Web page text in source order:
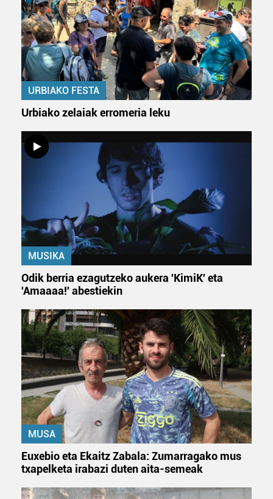
URBIAKO FESTA
Urbiako zelaiak erromeria leku
MUSIKA
Odik berria ezagutzeko aukera 'KimiK' eta
'Amaaaa!' abestiekin
MUSA
Euxebio eta Ekaitz Zabala: Zumarragako mus
txapelketa irabazi duten aita-semeak